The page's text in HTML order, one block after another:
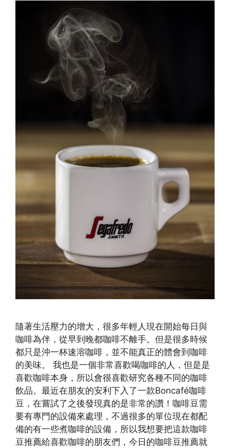
隨著生活壓力的增大，很多年輕人現在開始每日與
咖啡為伴，從早到晚都咖啡不離手。但是很多時候
都只是沖一杯速溶咖啡，並不能真正的體會到咖啡
的美味。 我也是一個非常喜歡喝咖啡的人，但是是
喜歡咖啡本身，所以會很喜歡研究各種不同的咖啡
飲品。最近在朋友的安利下入了一款Boncafé咖啡
豆，在嘗試了之後發現真的是非常的讚！咖啡豆需
要有專門的設備來處理，不過很多的單位現在都配
備的有一些煮咖啡的設備，所以我想要把這款咖啡
豆推薦給喜歡咖啡的朋友們，今日的咖啡豆推薦就